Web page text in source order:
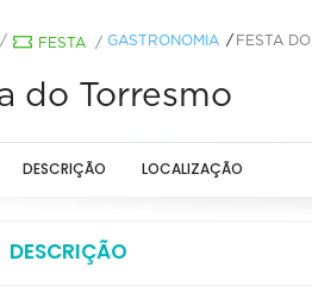
/ FESTA / GASTRONOMIA FESTA
do Torresmo
DESCRIÇÃO LOCALIZAÇÃO
DESCRIÇÃO